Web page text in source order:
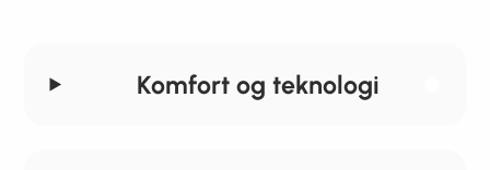
Komfort og teknologi